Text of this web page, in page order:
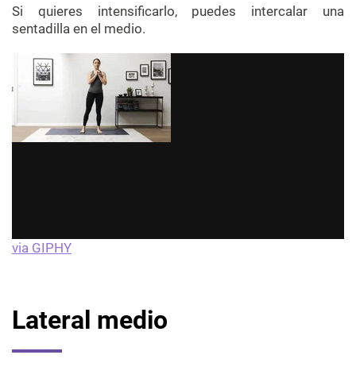
Si quieres intensificarlo, puedes intercalar una
sentadilla en el medio.
via GIPHY
Lateral medio